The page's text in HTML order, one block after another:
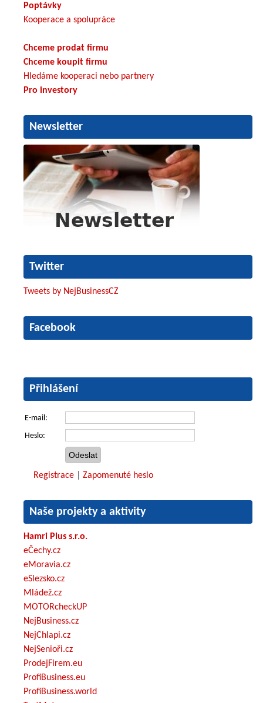
Poptávky
Kooperace a spolupráce
Chceme prodat firmu
Chceme koupit firmu
Hledáme kooperaci nebo partnery
Pro investory
Newsletter
Twitter
Tweets by NejBusinessCZ
Facebook
Přihlášení
E-mail:
Heslo:
Registrace Zapomenuté heslo
Naše projekty a aktivity
Hamri Plus s.r.o.
eČechy.cz
eMoravia.cz
eSlezsko.cz
Mládež.cz
MOTORcheckUP
NejBusiness.cz
NejChlapi.cz
NejSenioři.cz
ProdejFirem.eu
ProfiBusiness.eu
ProfiBusiness.world